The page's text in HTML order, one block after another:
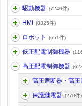
駆動機器 (7240件)
HMI (8325件)
ロボット (651件)
低圧配電制御機器
高圧配電制御機器
高圧遮断器・高
保護継電器 (270件)